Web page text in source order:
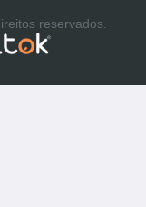
reservados.